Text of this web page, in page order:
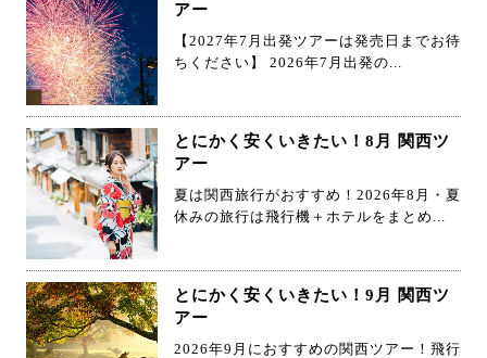
アー
【2027年7月出発ツアーは発売日までお待
ちください】 2026年7月出発の...
とにかく安くいきたい！8月 関西ツ
アー
夏は関西旅行がおすすめ！2026年8月・夏
休みの旅行は飛行機＋ホテルをまとめ...
とにかく安くいきたい！9月 関西ツ
アー
2026年9月におすすめの関西ツアー！飛行